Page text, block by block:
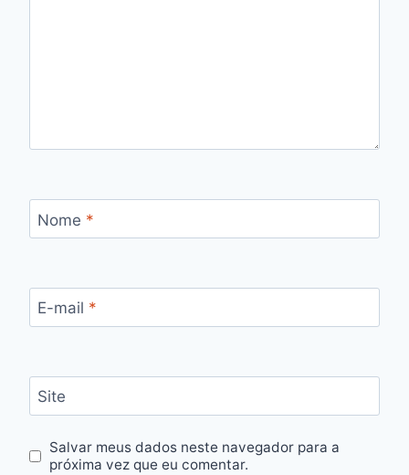
Nome *
E-mail *
Site
Salvar meus dados neste navegador para a
próxima vez que eu comentar.